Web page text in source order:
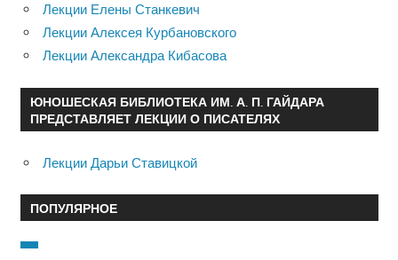
Лекции Елены Станкевич
Лекции Алексея Курбановского
Лекции Александра Кибасова
ЮНОШЕСКАЯ БИБЛИОТЕКА ИМ. А. П. ГАЙДАРА
ПРЕДСТАВЛЯЕТ ЛЕКЦИИ О ПИСАТЕЛЯХ
Лекции Дарьи Ставицкой
ПОПУЛЯРНОЕ